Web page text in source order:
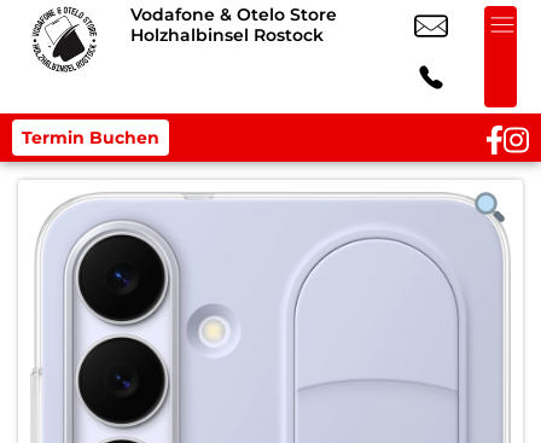
Vodafone & Otelo Store
Holzhalbinsel Rostock
Termin Buchen